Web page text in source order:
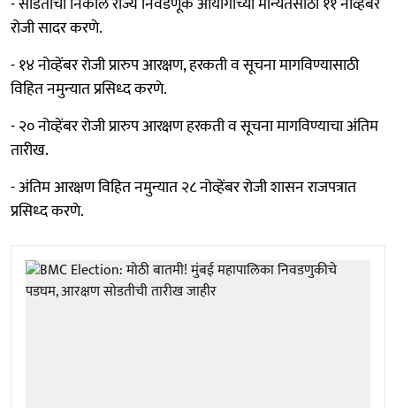
रोजी सादर करणे.
- १४ नोव्हेंबर रोजी प्रारुप आरक्षण, हरकती व सूचना मागविण्यासाठी
विहित नमुन्यात प्रसिध्द करणे.
- २० नोव्हेंबर रोजी प्रारुप आरक्षण हरकती व सूचना मागविण्याचा अंतिम
तारीख.
- अंतिम आरक्षण विहित नमुन्यात २८ नोव्हेंबर रोजी शासन राजपत्रात
प्रसिध्द करणे.